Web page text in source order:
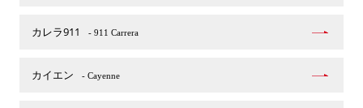
カレラ911 - 911 Carrera
カイエン - Cayenne